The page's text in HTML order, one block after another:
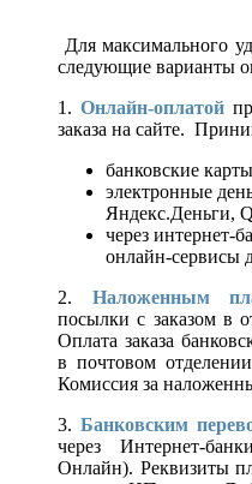
Для максимального
следующие варианты
1. Онлайн-оплатой
заказа на сайте.
банковские
электронные
Яндекс.Деньги,
через интернет-
онлайн-сервисы
2. Наложенным
посылки с заказом в
Оплата заказа
в почтовом
Комиссия за
3.Банковским
через Интернет-
Онлайн). Реквизиты